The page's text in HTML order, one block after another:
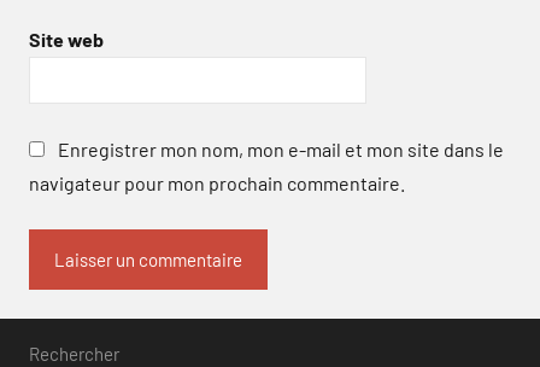
Site web
Enregistrer mon nom, mon e-mail et mon site dans le
navigateur pour mon prochain commentaire.
Rechercher